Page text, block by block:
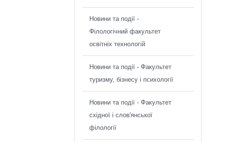
Новини та події -
Філологічний факультет
освітніх технологій
Новини та події - Факультет
туризму, бізнесу і психології
Новини та події - Факультет
східної і слов'янської
філології